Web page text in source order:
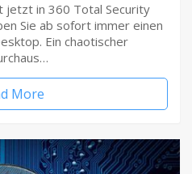
jetzt in 360 Total Security
Sie ab sofort immer einen
Ein chaotischer
More